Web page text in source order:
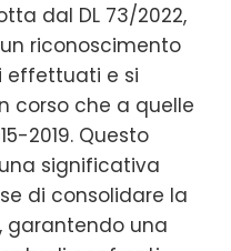
dal DL 73/2022,
riconoscimento
effettuati e si
corso che a quelle
2019. Questo
significativa
di consolidare la
garantendo una